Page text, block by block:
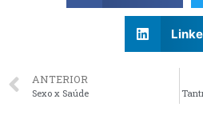
ANTERIOR
Sexo x Saúde